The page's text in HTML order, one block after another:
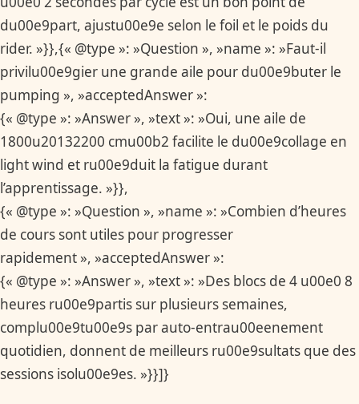
du00e9part, ajustu00e9e selon le foil et le poids du
rider. »}},{« @type »: »Question », »name »: »Faut-il
privilu00e9gier une grande aile pour du00e9buter le
pumping », »acceptedAnswer »:
{« @type »: »Answer », »text »: »Oui, une aile de
1800u20132200 cmu00b2 facilite le du00e9collage en
light wind et ru00e9duit la fatigue durant
l’apprentissage. »}},
{« @type »: »Question », »name »: »Combien d’heures
de cours sont utiles pour progresser
rapidement », »acceptedAnswer »:
{« @type »: »Answer », »text »: »Des blocs de 4 u00e0 8
heures ru00e9partis sur plusieurs semaines,
complu00e9tu00e9s par auto-entrau00eenement
quotidien, donnent de meilleurs ru00e9sultats que des
sessions isolu00e9es. »}}]}